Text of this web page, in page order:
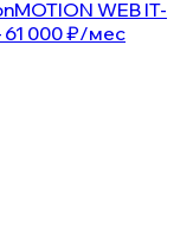
MOTION WEB IT-
61 000 ₽/мес